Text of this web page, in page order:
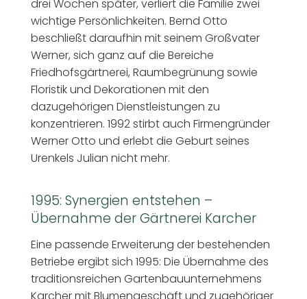
drei Wochen später, verliert die Familie zwei
wichtige Persönlichkeiten. Bernd Otto
beschließt daraufhin mit seinem Großvater
Werner, sich ganz auf die Bereiche
Friedhofsgärtnerei, Raumbegrünung sowie
Floristik und Dekorationen mit den
dazugehörigen Dienstleistungen zu
konzentrieren. 1992 stirbt auch Firmengründer
Werner Otto und erlebt die Geburt seines
Urenkels Julian nicht mehr.
1995: Synergien entstehen –
Übernahme der Gärtnerei Karcher
Eine passende Erweiterung der bestehenden
Betriebe ergibt sich 1995: Die Übernahme des
traditionsreichen Gartenbauunternehmens